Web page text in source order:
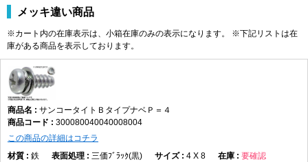
メッキ違い商品
※カート内の在庫表示は、小箱在庫のみの表示になります。 ※下記リストは在
庫がある商品を表示しております。
サンコータイトＢタイプナベＰ＝４
300080040040008004
この商品の詳細はコチラ
鉄
三価ﾌﾞﾗｯｸ(黒) 4 X 8
要確認